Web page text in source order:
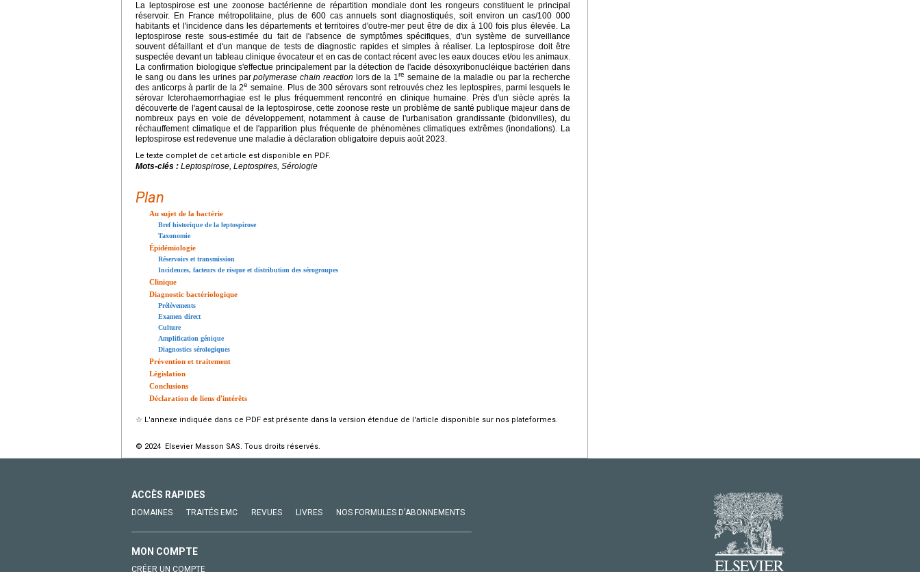
La leptospirose est une zoonose bactérienne de répartition mondiale dont les rongeurs constituent le principal
réservoir. En France métropolitaine, plus de 600 cas annuels sont diagnostiqués, soit environ un cas/100 000
habitants et l'incidence dans les départements et territoires d'outre-mer peut être de dix à 100 fois plus élevée. La
leptospirose reste sous-estimée du fait de l'absence de symptômes spécifiques, d'un système de surveillance
souvent défaillant et d'un manque de tests de diagnostic rapides et simples à réaliser. La leptospirose doit être
suspectée devant un tableau clinique évocateur et en cas de contact récent avec les eaux douces et/ou les animaux.
La confirmation biologique s'effectue principalement par la détection de l'acide désoxyribonucléique bactérien dans
le sang ou dans les urines parpolymerase chain reaction lors de la 1re semaine de la maladie ou par la recherche
des anticorps à partir de la 2e semaine. Plus de 300 sérovars sont retrouvés chez les leptospires, parmi lesquels le
sérovar Icterohaemorrhagiae est le plus fréquemment rencontré en clinique humaine. Près d'un siècle après la
découverte de l'agent causal de la leptospirose, cette zoonose reste un problème de santé publique majeur dans de
nombreux pays en voie de développement, notamment à cause de l'urbanisation grandissante (bidonvilles), du
réchauffement climatique et de l'apparition plus fréquente de phénomènes climatiques extrêmes (inondations). La
leptospirose est redevenue une maladie à déclaration obligatoire depuis août 2023.
Le texte complet de cet article est disponible en PDF.
Mots-clés : Leptospirose, Leptospires, Sérologie
Plan
Au sujet de la bactérie
Bref historique de la leptospirose
Taxonomie
Épidémiologie
Réservoirs et transmission
Incidences, facteurs de risque et distribution des sérogroupes
Clinique
Diagnostic bactériologique
Prélèvements
Examen direct
Culture
Amplification génique
Diagnostics sérologiques
Prévention et traitement
Législation
Conclusions
Déclaration de liens d'intérêts
☆ L'annexe indiquée dans ce PDF est présente dans la version étendue de l'article disponible sur nos plateformes.
© 2024 Elsevier Masson SAS. Tous droits réservés.
ACCÈS RAPIDES
DOMAINES TRAITÉS EMC REVUES LIVRES NOS FORMULES D'ABONNEMENTS
MON COMPTE
CRÉER UN COMPTE